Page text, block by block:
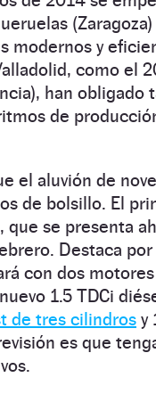
modernos y
como el
han obligado
de
el aluvión de
de bolsillo. El
que se presenta
Destaca
con dos
1.5 TDCi
de tres cilindros y
es que